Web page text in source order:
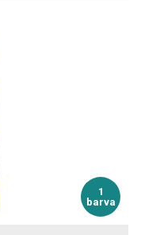
1
barva